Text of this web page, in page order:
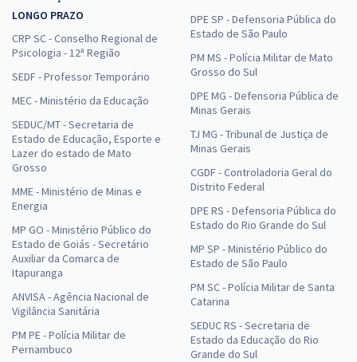
LONGO PRAZO
CRP SC - Conselho Regional de
Psicologia - 12ª Região
SEDF - Professor Temporário
MEC - Ministério da Educação
SEDUC/MT - Secretaria de
Estado de Educação, Esporte e
Lazer do estado de Mato
Grosso
MME - Ministério de Minas e
Energia
MP GO - Ministério Público do
Estado de Goiás - Secretário
Auxiliar da Comarca de
Itapuranga
ANVISA - Agência Nacional de
Vigilância Sanitária
PM PE - Polícia Militar de
Pernambuco
DPE SP - Defensoria Pública do
Estado de São Paulo
PM MS - Polícia Militar de Mato
Grosso do Sul
DPE MG - Defensoria Pública de
Minas Gerais
TJ MG - Tribunal de Justiça de
Minas Gerais
CGDF - Controladoria Geral do
Distrito Federal
DPE RS - Defensoria Pública do
Estado do Rio Grande do Sul
MP SP - Ministério Público do
Estado de São Paulo
PM SC - Polícia Militar de Santa
Catarina
SEDUC RS - Secretaria de
Estado da Educação do Rio
Grande do Sul